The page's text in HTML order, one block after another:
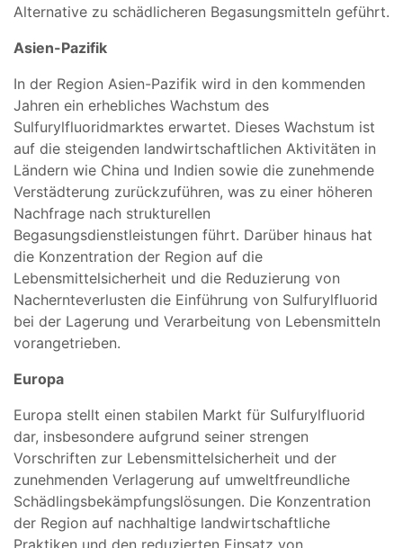
Alternative zu schädlicheren Begasungsmitteln geführt.
Asien-Pazifik
In der Region Asien-Pazifik wird in den kommenden
Jahren ein erhebliches Wachstum des
Sulfurylfluoridmarktes erwartet. Dieses Wachstum ist
auf die steigenden landwirtschaftlichen Aktivitäten in
Ländern wie China und Indien sowie die zunehmende
Verstädterung zurückzuführen, was zu einer höheren
Nachfrage nach strukturellen
Begasungsdienstleistungen führt. Darüber hinaus hat
die Konzentration der Region auf die
Lebensmittelsicherheit und die Reduzierung von
Nachernteverlusten die Einführung von Sulfurylfluorid
bei der Lagerung und Verarbeitung von Lebensmitteln
vorangetrieben.
Europa
Europa stellt einen stabilen Markt für Sulfurylfluorid
dar, insbesondere aufgrund seiner strengen
Vorschriften zur Lebensmittelsicherheit und der
zunehmenden Verlagerung auf umweltfreundliche
Schädlingsbekämpfungslösungen. Die Konzentration
der Region auf nachhaltige landwirtschaftliche
Praktiken und den reduzierten Einsatz von